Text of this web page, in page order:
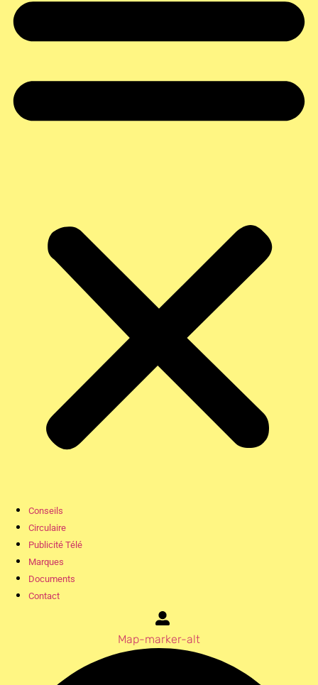
Conseils
Circulaire
Publicité Télé
Marques
Documents
Contact
Map-marker-alt